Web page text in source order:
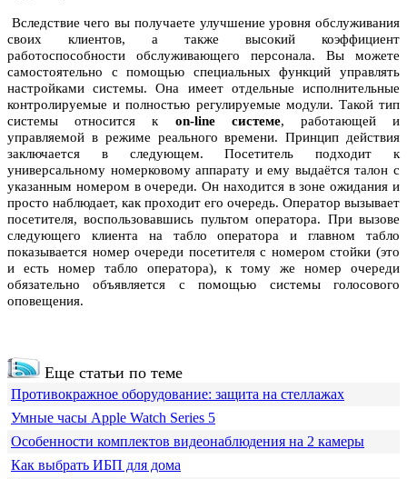
Вследствие чего вы получаете улучшение уровня обслуживания
своих клиентов, а также высокий коэффициент
работоспособности обслуживающего персонала. Вы можете
самостоятельно с помощью специальных функций управлять
настройками системы. Она имеет отдельные исполнительные
контролируемые и полностью регулируемые модули. Такой тип
системы относится к on-line системе, работающей и
управляемой в режиме реального времени. Принцип действия
заключается в следующем. Посетитель подходит к
универсальному номерковому аппарату и ему выдаётся талон с
указанным номером в очереди. Он находится в зоне ожидания и
просто наблюдает, как проходит его очередь. Оператор вызывает
посетителя, воспользовавшись пультом оператора. При вызове
следующего клиента на табло оператора и главном табло
показывается номер очереди посетителя с номером стойки (это
и есть номер табло оператора), к тому же номер очереди
обязательно объявляется с помощью системы голосового
оповещения.
Еще статьи по теме
Противокражное оборудование: защита на стеллажах
Умные часы Apple Watch Series 5
Особенности комплектов видеонаблюдения на 2 камеры
Как выбрать ИБП для дома